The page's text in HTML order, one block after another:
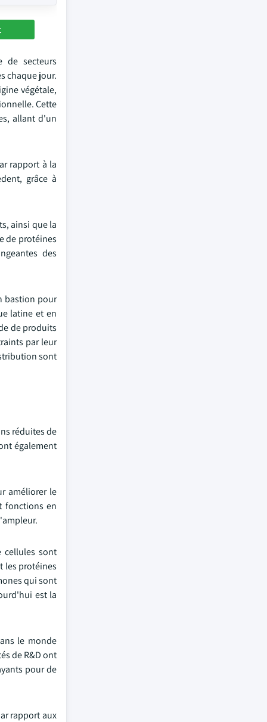
de secteurs
chaque jour.
végétale,
Cette
allant d'un
rapport à la
grâce à
ainsi que la
de protéines
des
bastion pour
latine et en
de produits
par leur
sont
réduites de
également
améliorer le
fonctions en
cellules sont
les protéines
qui sont
est la
le monde
de R&D ont
pour de
rapport aux